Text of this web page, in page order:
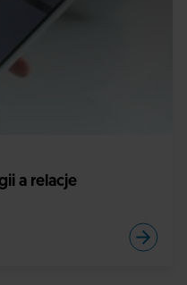
a relacje